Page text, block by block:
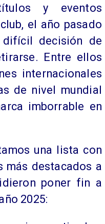
y eventos
el año pasado
decisión de
Entre ellos
internacionales
de nivel mundial
imborrable en
una lista con
más destacados a
poner fin a
2025: